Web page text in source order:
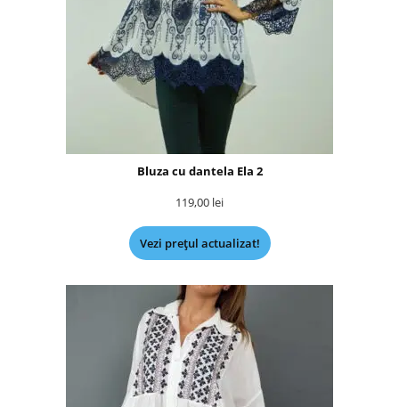
Bluza cu dantela Ela 2
119,00 lei
Vezi prețul actualizat!